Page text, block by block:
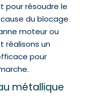
pour résoudre le
du blocage
moteur ou
réalisons un
pour
métallique